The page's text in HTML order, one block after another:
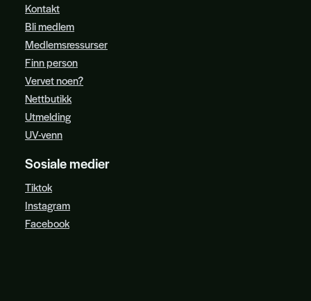
Kontakt
Bli medlem
Medlemsressurser
Finn person
Vervet noen?
Nettbutikk
Utmelding
UV-venn
Sosiale medier
Tiktok
Instagram
Facebook